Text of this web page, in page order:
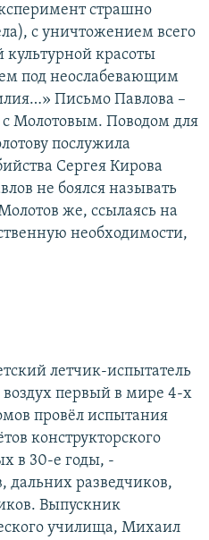
страшно
с уничтожением всего
культурной красоты
под неослабевающим
Письмо Павлова –
Молотовым. Поводом для
послужила
Сергея Кирова
не боялся называть
же, ссылаясь на
необходимости,
летчик-испытатель
первый в мире 4-х
провёл испытания
конструкторского
в 30-е годы, -
дальних разведчиков,
Выпускник
училища, Михаил